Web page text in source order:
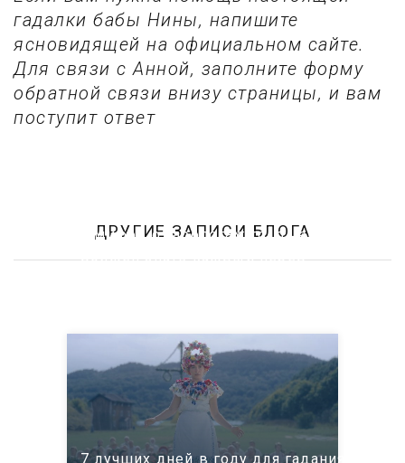
гадалки бабы Нины, напишите
ясновидящей на официальном сайте.
Для связи с Анной, заполните форму
обратной связи внизу страницы, и вам
поступит ответ
ДРУГИЕ ЗАПИСИ БЛОГА
5 мифов о тарологах: то, о чем
должен знать каждый перед
7 лучших дней в году для гадания: